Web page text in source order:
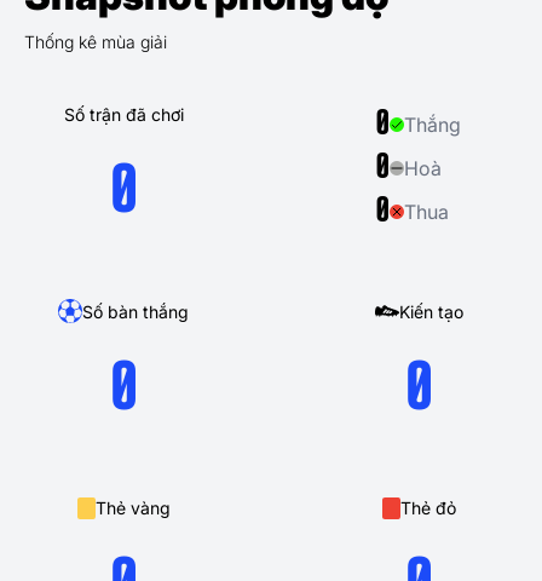
Thống kê mùa giải
Số trận đã chơi
0
Số bàn thắng
0
Kiến tạo
0
Thẻ vàng Thẻ đỏ
0 Thắng
0 Hoà
0 Thua